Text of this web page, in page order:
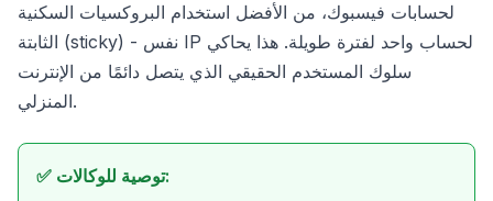
لحسابات فيسبوك، من الأفضل استخدام البروكسيات السكنية
الثابتة (sticky) - نفس IP لحساب واحد لفترة طويلة. هذا يحاكي
سلوك المستخدم الحقيقي الذي يتصل دائمًا من الإنترنت
المنزلي.
✅ توصية للوكالات: